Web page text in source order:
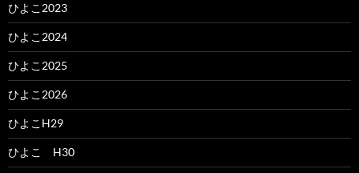
ひよこ2023
ひよこ2024
ひよこ2025
ひよこ2026
ひよこH29
ひよこ H30